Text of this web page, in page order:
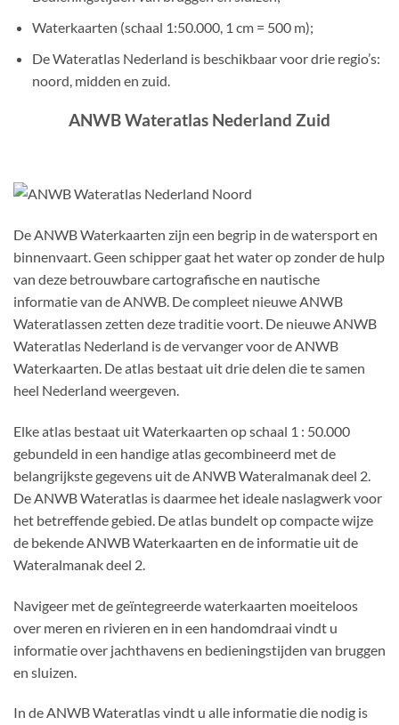
Waterkaarten (schaal 1:50.000, 1 cm = 500 m);
De Wateratlas Nederland is beschikbaar voor drie regio’s:
noord, midden en zuid.
ANWB Wateratlas Nederland Zuid
De ANWB Waterkaarten zijn een begrip in de watersport en
binnenvaart. Geen schipper gaat het water op zonder de hulp
van deze betrouwbare cartografische en nautische
informatie van de ANWB. De compleet nieuwe ANWB
Wateratlassen zetten deze traditie voort. De nieuwe ANWB
Wateratlas Nederland is de vervanger voor de ANWB
Waterkaarten. De atlas bestaat uit drie delen die te samen
heel Nederland weergeven.
Elke atlas bestaat uit Waterkaarten op schaal 1 : 50.000
gebundeld in een handige atlas gecombineerd met de
belangrijkste gegevens uit de ANWB Wateralmanak deel 2.
De ANWB Wateratlas is daarmee het ideale naslagwerk voor
het betreffende gebied. De atlas bundelt op compacte wijze
de bekende ANWB Waterkaarten en de informatie uit de
Wateralmanak deel 2.
Navigeer met de geïntegreerde waterkaarten moeiteloos
over meren en rivieren en in een handomdraai vindt u
informatie over jachthavens en bedieningstijden van bruggen
en sluizen.
In de ANWB Wateratlas vindt u alle informatie die nodig is